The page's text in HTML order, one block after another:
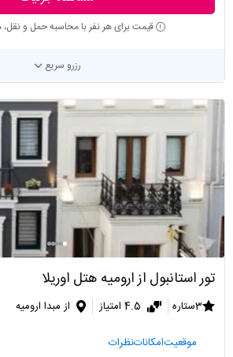
قیمت برای هر نفر با محاسبه حمل و
رزرو سریع
تور استانبول از ارومیه هتل اوریلا
3ستاره 4.5 امتیاز از مبدا ارومیه
موقعیتامکاناتنظرات